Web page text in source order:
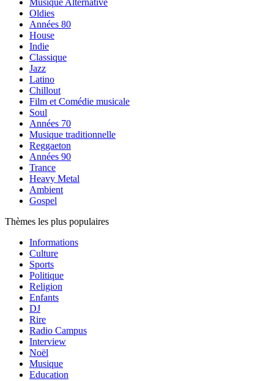
Musique Alternative
Oldies
Années 80
House
Indie
Classique
Jazz
Latino
Chillout
Film et Comédie musicale
Soul
Années 70
Musique traditionnelle
Reggaeton
Années 90
Trance
Heavy Metal
Ambient
Gospel
Thèmes les plus populaires
Informations
Culture
Sports
Politique
Religion
Enfants
DJ
Rire
Radio Campus
Interview
Noël
Musique
Education